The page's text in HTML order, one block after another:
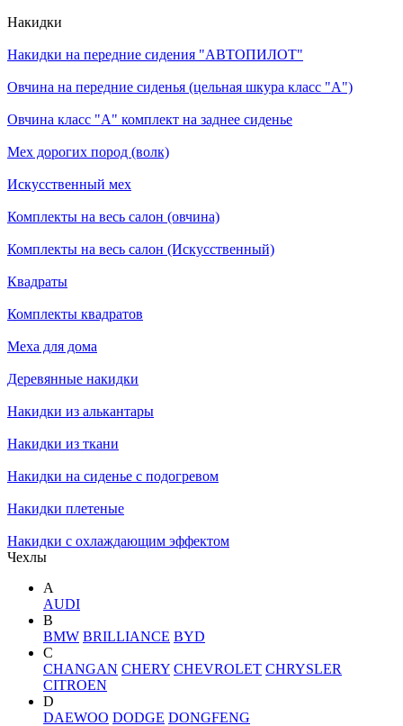
Накидки
Накидки на передние сидения "АВТОПИЛОТ"
Овчина на передние сиденья (цельная шкура класс "А")
Овчина класс "А" комплект на заднее сиденье
Мех дорогих пород (волк)
Искусственный мех
Комплекты на весь салон (овчина)
Комплекты на весь салон (Искусственный)
Квадраты
Комплекты квадратов
Меха для дома
Деревянные накидки
Накидки из алькантары
Накидки из ткани
Накидки на сиденье с подогревом
Накидки плетеные
Накидки с охлаждающим эффектом
Чехлы
A
AUDI
B
BMW BRILLIANCE BYD
C
CHANGAN CHERY CHEVROLET CHRYSLER
CITROEN
D
DAEWOO DODGE DONGFENG